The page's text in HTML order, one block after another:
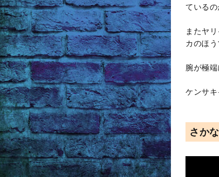
ているの
またヤ
カのほう
腕が極
ケンサキ
さか